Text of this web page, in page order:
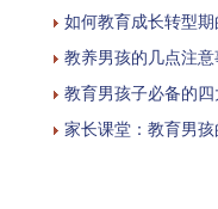
如何教育成长转型
教养男孩的几点注意
教育男孩子必备的
家长课堂：教育男